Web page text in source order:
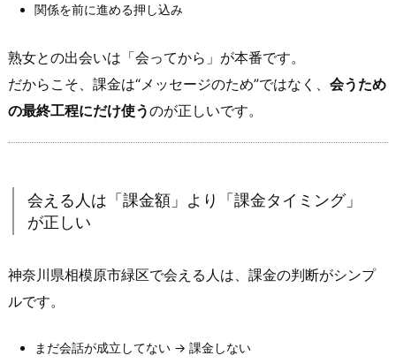
と、
料
じ
ゃ
い
詰
む
ン
ト
先
関係を前に進める押し込み
熟女との出会いは「会ってから」が本番です。
だからこそ、課金は“メッセージのため”ではなく、 会うため
の最終工程にだけ使うのが正しいです。
会える人は「課金額」より「課金タイミング」
が正しい
神奈川県相模原市緑区で会える人は、課金の判断がシンプ
ルです。
まだ会話が成立してない → 課金しない